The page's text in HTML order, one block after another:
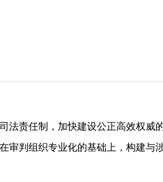
责任制，加快建设公正高效权威
审判组织专业化的基础上，构建与